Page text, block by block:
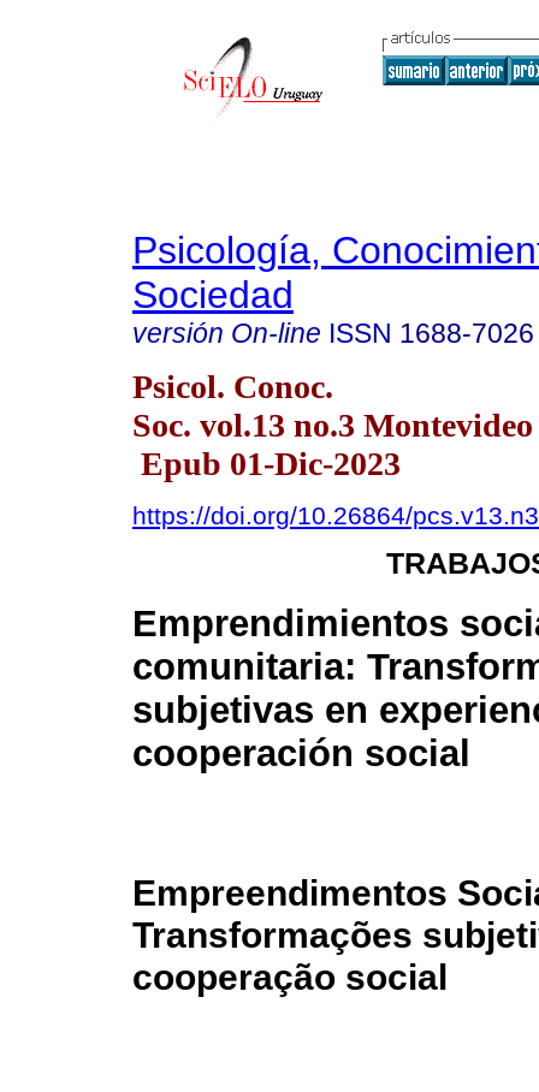
Psicología,
Sociedad
versión On-line ISSN 1688-7026
Psicol. Conoc.
Soc. vol.13 no.3
Epub 01-Dic-2023
https://doi.org/10.26864/
Emprendimientos
comunitaria:
subjetivas en
cooperación social
Empreendimentos
Transformações
cooperação social